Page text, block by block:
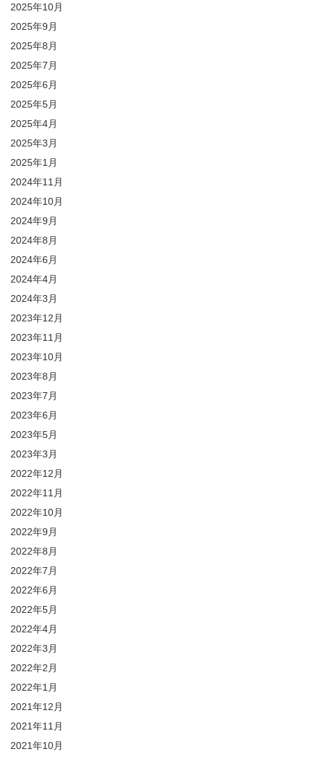
2025年10月
2025年9月
2025年8月
2025年7月
2025年6月
2025年5月
2025年4月
2025年3月
2025年1月
2024年11月
2024年10月
2024年9月
2024年8月
2024年6月
2024年4月
2024年3月
2023年12月
2023年11月
2023年10月
2023年8月
2023年7月
2023年6月
2023年5月
2023年3月
2022年12月
2022年11月
2022年10月
2022年9月
2022年8月
2022年7月
2022年6月
2022年5月
2022年4月
2022年3月
2022年2月
2022年1月
2021年12月
2021年11月
2021年10月